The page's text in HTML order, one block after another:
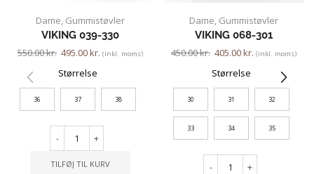
Dame, Gummistøvler
VIKING 039-330
550.00kr. 495.00kr. (inkl. moms)
Størrelse
36 37 38
- +
TILFØJ TIL KURV
Dame, Gummistøvler
VIKING 068-301
450.00kr. 405.00kr. (inkl. moms)
Størrelse
30 31 32
33 34 35
- +